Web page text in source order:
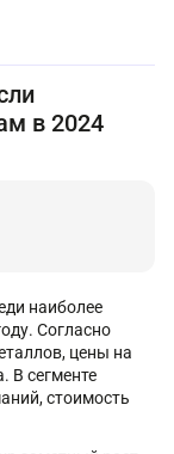
в 2024
наиболее
Согласно
цены на
В сегменте
стоимость